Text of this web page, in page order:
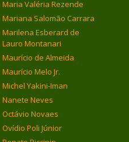
Maria Valéria Rezende
Mariana Salomão Carrara
Marilena Esberard de
Lauro Montanari
Maurício de Almeida
Maurício Melo Jr.
Michel Yakini-Iman
Nanete Neves
Octávio Novaes
Ovídio Poli Júnior